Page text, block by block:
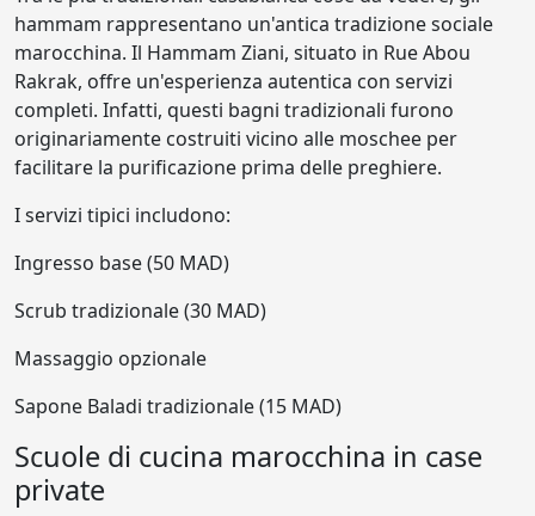
hammam rappresentano un'antica tradizione sociale
marocchina. Il Hammam Ziani, situato in Rue Abou
Rakrak, offre un'esperienza autentica con servizi
completi. Infatti, questi bagni tradizionali furono
originariamente costruiti vicino alle moschee per
facilitare la purificazione prima delle preghiere.
I servizi tipici includono:
Ingresso base (50 MAD)
Scrub tradizionale (30 MAD)
Massaggio opzionale
Sapone Baladi tradizionale (15 MAD)
Scuole di cucina marocchina in case
private